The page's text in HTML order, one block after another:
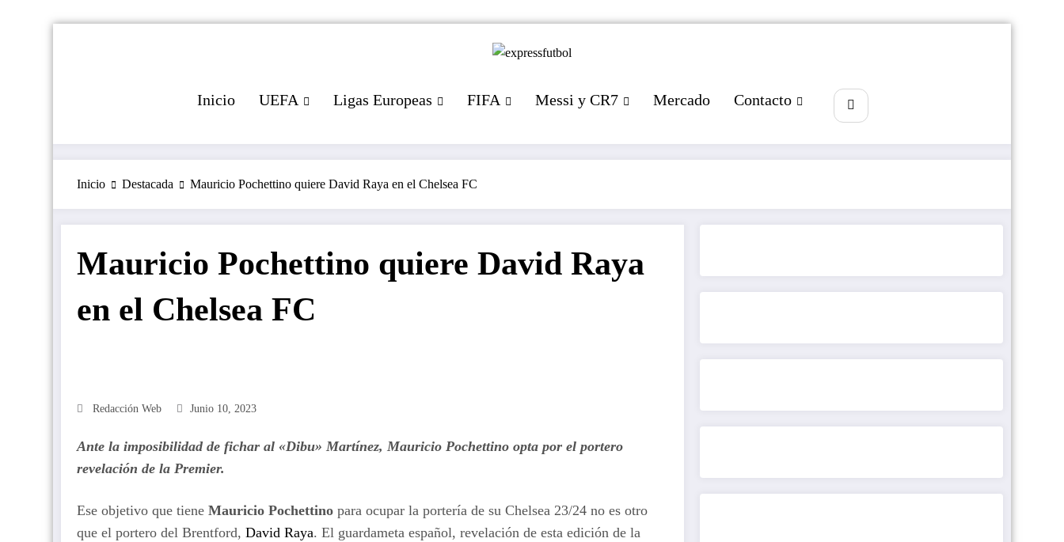
Inicio UEFA Ligas Europeas FIFA Messi y CR7 Mercado Contacto
Inicio Destacada Mauricio Pochettino quiere David Raya en el Chelsea FC
Mauricio Pochettino quiere David Raya
en el Chelsea FC
Redacción Web Junio 10, 2023
Ante la imposibilidad de fichar al «Dibu» Martínez, Mauricio Pochettino opta por el portero
revelación de la Premier.
Ese objetivo que tiene Mauricio Pochettino para ocupar la portería de su Chelsea 23/24 no es otro
que el portero del Brentford, David Raya. El guardameta español, revelación de esta edición de la